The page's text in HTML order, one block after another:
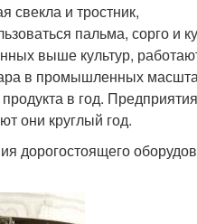
свекла и тростник,
пальма, сорго и
выше культур,
в промышленных
в год.
они круглый год.
дорогостоящего